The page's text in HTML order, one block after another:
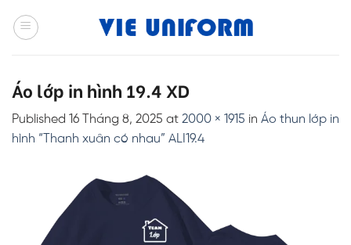
Áo lớp in hình 19.4 XD
Published 16 Tháng 8, 2025 at 2000 × 1915 in Áo thun lớp in
hình “Thanh xuân có nhau” ALI19.4